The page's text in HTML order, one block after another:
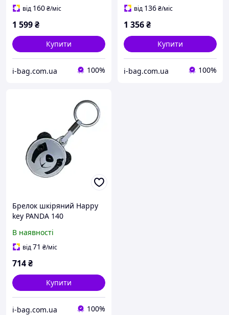
від 160₴/міс
1 599₴
Купити
i-bag.com.ua 100%
від 136₴/міс
1 356₴
Купити
i-bag.com.ua 100%
Брелок шкіряний Happy
key PANDA 140
В наявності
від71 ₴/міс
714₴
Купити
i-bag.com.ua 100%